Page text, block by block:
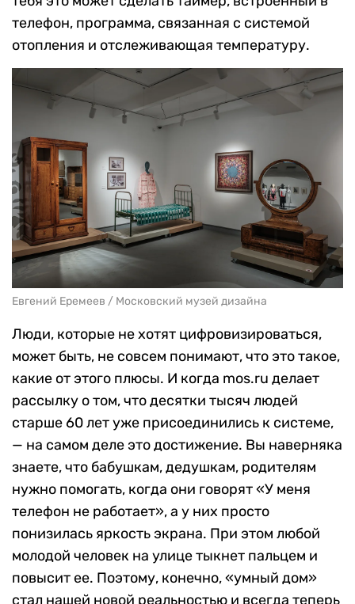
телефон, программа, связанная с системой
отопления и отслеживающая температуру.
Евгений Еремеев / Московский музей дизайна
Люди, которые не хотят цифровизироваться,
может быть, не совсем понимают, что это такое,
какие от этого плюсы. И когда mos.ru делает
рассылку о том, что десятки тысяч людей
старше 60 лет уже присоединились к системе,
— на самом деле это достижение. Вы наверняка
знаете, что бабушкам, дедушкам, родителям
нужно помогать, когда они говорят «У меня
телефон не работает», а у них просто
понизилась яркость экрана. При этом любой
молодой человек на улице тыкнет пальцем и
повысит ее. Поэтому, конечно, «умный дом»
стал нашей новой реальностью и всегда теперь